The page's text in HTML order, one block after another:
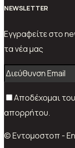
ΝEWSLETTER
Εγγραφείτε στο
τα νέα μας
Αποδέχομαι
απορρήτου.
© Εντομοστοπ -